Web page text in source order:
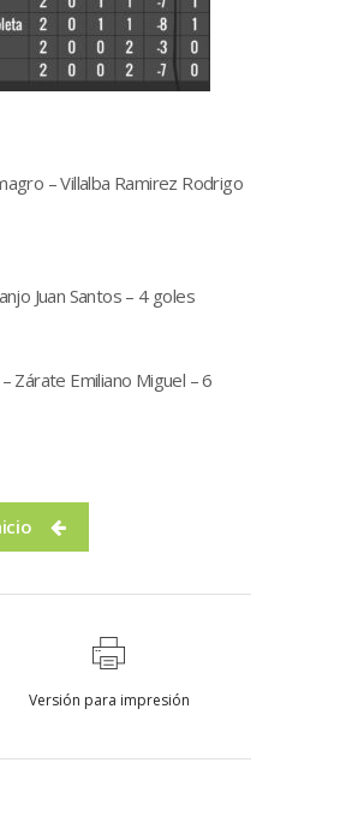
– Villalba Ramirez Rodrigo
Juan Santos – 4 goles
Zárate Emiliano Miguel – 6
Versión para impresión